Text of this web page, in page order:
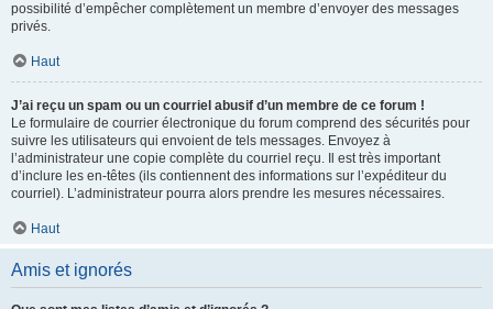
possibilité d’empêcher complètement un membre d’envoyer des messages
privés.
Haut
J’ai reçu un spam ou un courriel abusif d’un membre de ce forum !
Le formulaire de courrier électronique du forum comprend des sécurités pour
suivre les utilisateurs qui envoient de tels messages. Envoyez à
l’administrateur une copie complète du courriel reçu. Il est très important
d’inclure les en-têtes (ils contiennent des informations sur l’expéditeur du
courriel). L’administrateur pourra alors prendre les mesures nécessaires.
Haut
Amis et ignorés